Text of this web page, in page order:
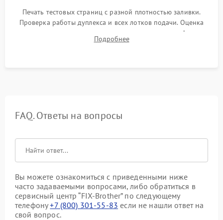
Печать тестовых страниц с разной плотностью заливки.
Проверка работы дуплекса и всех лотков подачи. Оценка
качества запекания тонера и полное отсутствие дефектов
изображения перед выдачей готового устройства.
Подробнее
FAQ. Ответы на вопросы
Вы можете ознакомиться с приведенными ниже
часто задаваемыми вопросами, либо обратиться в
сервисный центр “FIX-Brother” по следующему
телефону+7 (800) 301-55-83 если не нашли ответ на
свой вопрос.